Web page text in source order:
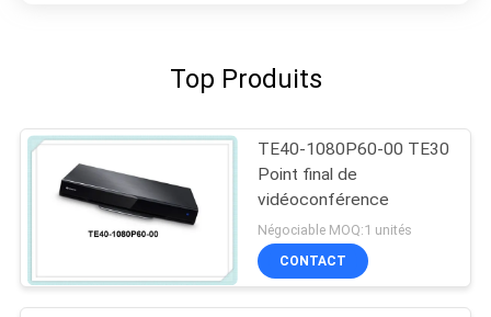
Top Produits
TE40-1080P60-00 TE30
Point final de
vidéoconférence
Négociable MOQ:1 unités
CONTACT